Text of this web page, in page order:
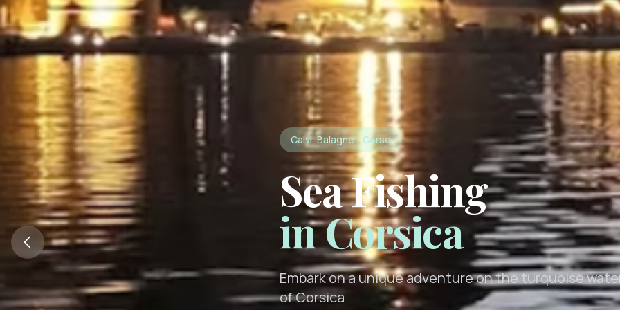
Calvi, Balagne - Corse
Sea Fishing
in Corsica
Embark on a unique adventure on the turquoise
of Corsica